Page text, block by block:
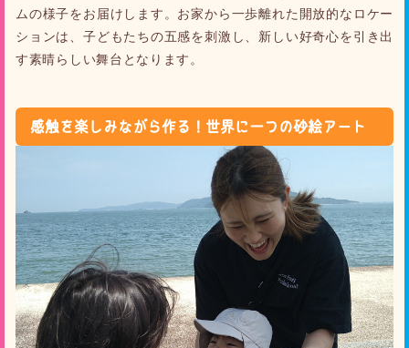
ムの様子をお届けします。お家から一歩離れた開放的なロケー
ションは、子どもたちの五感を刺激し、新しい好奇心を引き出
す素晴らしい舞台となります。
感触を楽しみながら作る！世界に一つの砂絵アート